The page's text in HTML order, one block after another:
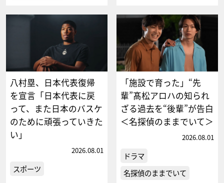
八村塁、日本代表復帰
を宣言「日本代表に戻
って、また日本のバスケ
のために頑張っていきた
い」
2026.08.01
スポーツ
「施設で育った」“先
輩”髙松アロハの知られ
ざる過去を“後輩”が告白
＜名探偵のままでいて＞
2026.08.01
ドラマ
名探偵のままでいて